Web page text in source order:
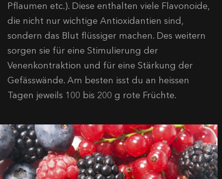
Pflaumen etc.). Diese enthalten viele Flavonoide,
die nicht nur wichtige Antioxidantien sind,
sondern das Blut flüssiger machen. Des weitern
sorgen sie für eine Stimulierung der
Venenkontraktion und für eine Stärkung der
Gefässwände. Am besten isst du an heissen
Tagen jeweils 100 bis 200 g rote Früchte.